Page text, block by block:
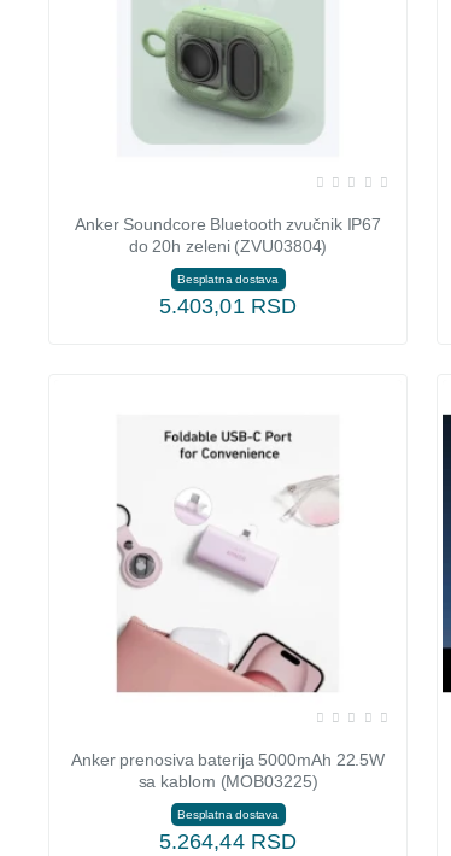
Anker Soundcore Bluetooth zvučnik IP67
do 20h zeleni (ZVU03804)
Besplatna dostava
5.403,01 RSD
Anker prenosiva baterija 5000mAh 22.5W
sa kablom (MOB03225)
Besplatna dostava
5.264,44 RSD